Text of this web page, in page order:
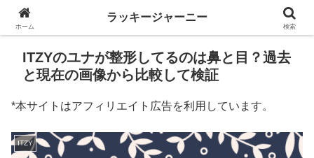
ITZYのユナが整形してるのは鼻と目？過去
と現在の画像から比較して検証
*本サイトはアフィリエイト広告を利用しています。
ITZY
ホーム
ラッキージャーニー
検索